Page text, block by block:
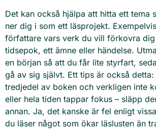
Det kan också hjälpa att hitta ett tema
ner dig i som ett läsprojekt.
författare vars verk du vill förkovra
tidsepok, ett ämne eller händelse.
en början så att du får lite styrfart,
gå av sig självt. Ett tips är också
tredjedel av boken och verkligen inte
eller hela tiden tappar fokus – släpp
annan. Ja, det kanske är fel enligt
du läser något som ökar läslusten än